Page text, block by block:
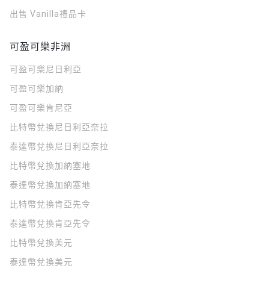
出售 Vanilla禮品卡
可盈可樂非洲
可盈可樂 尼日利亞
可盈可樂加納
可盈可樂肯尼亞
比特幣兌換尼日利亞奈拉
泰達幣兌換尼日利亞奈拉
比特幣兌換加納塞地
泰達幣兌換加納塞地
比特幣兌換肯亞先令
泰達幣兌換肯亞先令
比特幣兌換美元
泰達幣兌換美元